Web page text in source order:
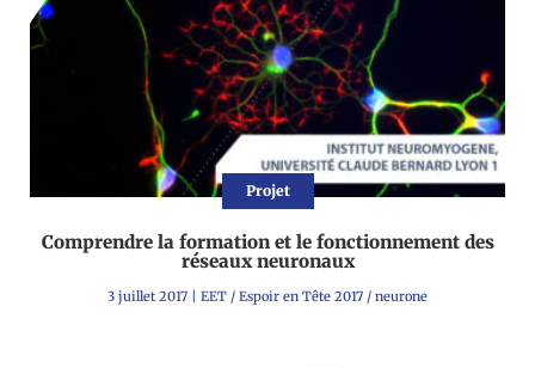
Projet
Comprendre la formation et le fonctionnement des
réseaux neuronaux
3 juillet 2017 EET / Espoir en Tête 2017 / neurone